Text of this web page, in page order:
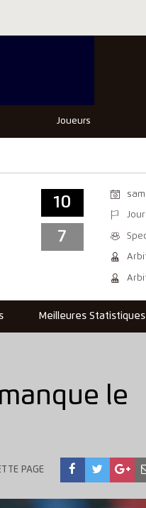
Joueurs
10
7
Meilleures Statistiques
le
PAGE